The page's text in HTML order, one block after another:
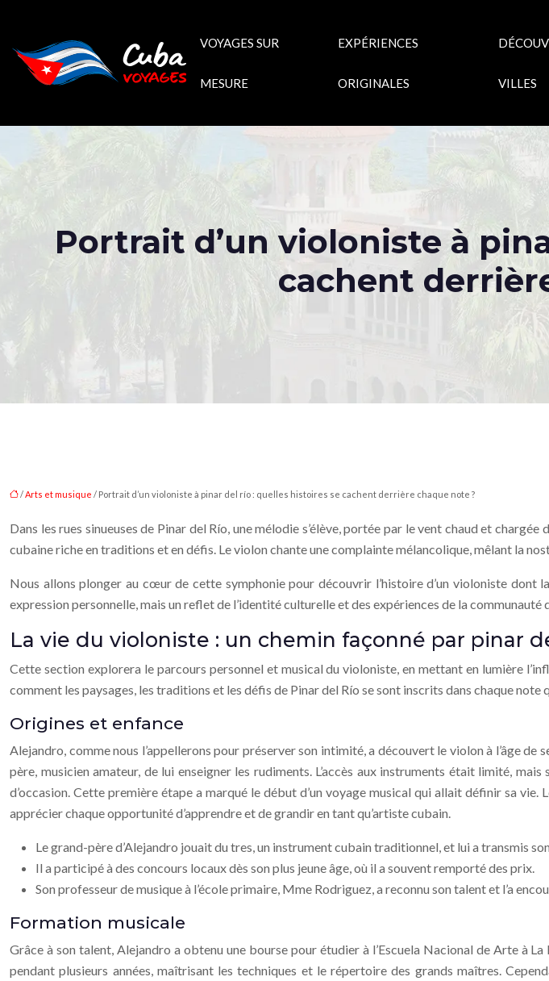
VOYAGES SUR
MESURE
EXPÉRIENCES
ORIGINALES VILLES
Portrait d’un violoniste à
cachent
/Arts et musique / Portrait d’un violoniste à pinar del río : quelles histoires se cachent derrière chaque note ?
Dans les rues sinueuses de Pinar del Río, une mélodie s’élève, portée par le vent chaud et chargée
cubaine riche en traditions et en défis. Le violon chante une complainte mélancolique, mêlant la
Nous allons plonger au cœur de cette symphonie pour découvrir l’histoire d’un violoniste dont
expression personnelle, mais un reflet de l’identité culturelle et des expériences de la
La vie du violoniste : un chemin façonné par pinar
Cette section explorera le parcours personnel et musical du violoniste, en mettant en lumière
comment les paysages, les traditions et les défis de Pinar del Río se sont inscrits dans chaque
Origines et enfance
Alejandro, comme nous l’appellerons pour préserver son intimité, a découvert le violon à l’âge
père, musicien amateur, de lui enseigner les rudiments. L’accès aux instruments était limité,
d’occasion. Cette première étape a marqué le début d’un voyage musical qui allait définir sa vie.
apprécier chaque opportunité d’apprendre et de grandir en tant qu’artiste cubain.
Le grand-père d’Alejandro jouait du tres, un instrument cubain traditionnel, et lui a transmis
Il a participé à des concours locaux dès son plus jeune âge, où il a souvent remporté des prix.
Son professeur de musique à l’école primaire, Mme Rodriguez, a reconnu son talent et l’a
Formation musicale
Grâce à son talent, Alejandro a obtenu une bourse pour étudier à l’Escuela Nacional de Arte à
pendant plusieurs années, maîtrisant les techniques et le répertoire des grands maîtres.